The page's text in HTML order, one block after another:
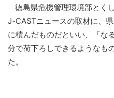
徳島県危機管理環境部とく
J-CASTニュースの取材に、
に積んだものだといい、「な
分で荷下ろしできるようなも
た。